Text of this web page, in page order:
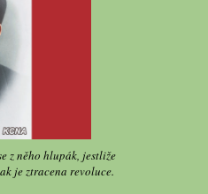
z něho hlupák, jestliže
je ztracena revoluce.